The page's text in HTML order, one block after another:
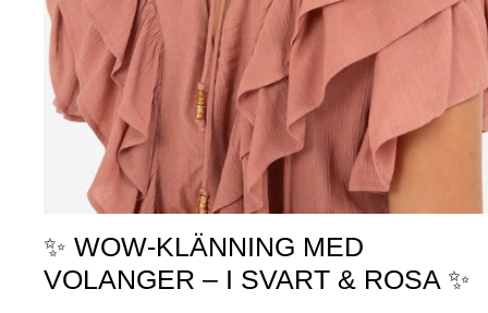
✨ WOW-KLÄNNING MED
VOLANGER – I SVART & ROSA ✨